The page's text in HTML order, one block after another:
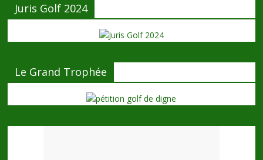
Juris Golf 2024
Le Grand Trophée